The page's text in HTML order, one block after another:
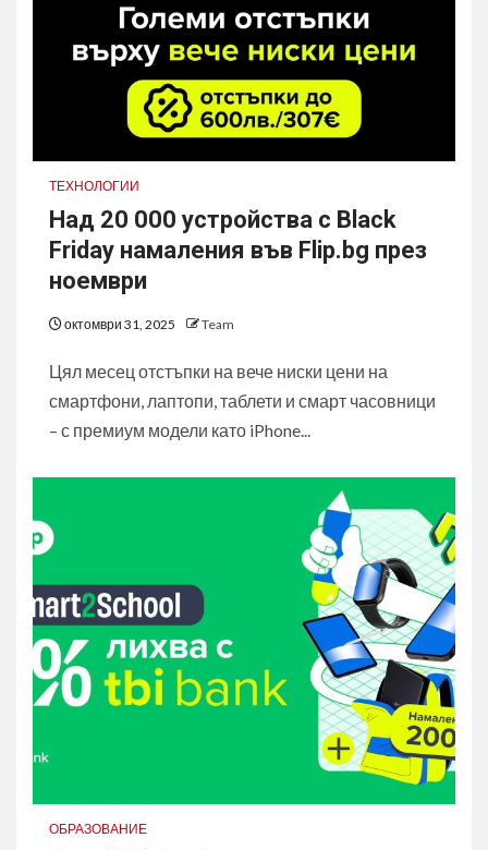
ТЕХНОЛОГИИ
Над 20 000 устройства с Black
Friday намаления във Flip.bg през
ноември
октомври 31, 2025 Team
Цял месец отстъпки на вече ниски цени на
смартфони, лаптопи, таблети и смарт часовници
– с премиум модели като iPhone...
ОБРАЗОВАНИЕ